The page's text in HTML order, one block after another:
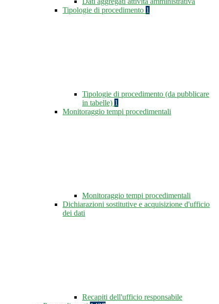
Tipologie di procedimento 1
Tipologie di procedimento (da pubblicare
in tabelle) 1
Monitoraggio tempi procedimentali
Monitoraggio tempi procedimentali
Dichiarazioni sostitutive e acquisizione d'ufficio
dei dati
Recapiti dell'ufficio responsabile